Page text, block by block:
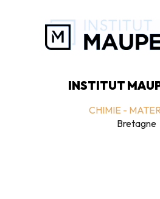
INSTITUT
CHIMIE -
Bretagne